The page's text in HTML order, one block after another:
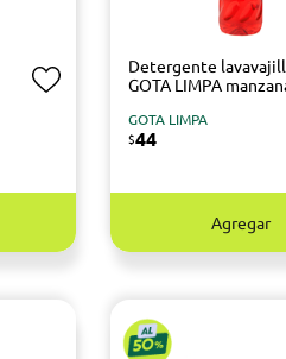
Detergente
GOTA LIMPA
GOTA LIMPA
$44
Agregar